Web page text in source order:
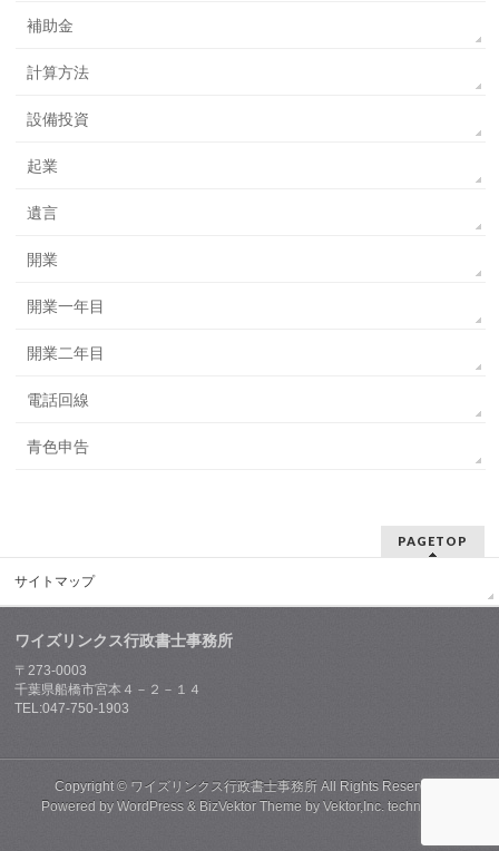
補助金
計算方法
設備投資
起業
遺言
開業
開業一年目
開業二年目
電話回線
青色申告
PAGETOP
サイトマップ
ワイズリンクス行政書士事務所
〒273-0003
千葉県船橋市宮本４－２－１４
TEL:047-750-1903
Copyright © ワイズリンクス行政書士事務所All Rights Reserved.
Powered byWordPress & BizVektor Theme byVektor,Inc. technology.